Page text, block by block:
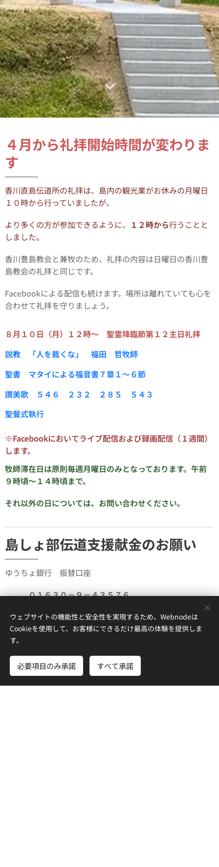
４月から礼拝開始時間が変わりま
す
香川直島伝道所の礼拝は、島内の観光業がお休みの月曜日
１０時から行っていましたが、
より多くの方が参加できるように、 １２時から行うことと
しました。
香川豊島教会と兼牧のため、礼拝の内容は日曜日の香川豊
島教会の礼拝と同じです。
Facebookによる配信も続けます。場所は離れていても心を
合わせて礼拝を守りましょう。
８月１０ 日（月）１２時～ 聖霊降臨節第１２主日礼拝
説教 「人を裁くな」 福田 哲牧師
聖書 マタイによる福音書７章１～６節
讃美歌 ５４６ ２３２ ２８５ ５４３
聖餐式執行
※Facebookにおいてライブ配信および録画配信（１週間）
します。
牧師滞在日は原則毎週月曜日のみとなっております。午前
９時頃～１４時頃まで。
それ以外の日については、お問い合わせください。
島しょ部伝道支援献金のお願い
ゆうちょ銀行 振替口座
０１６３０－９－４３５７６
加入者名 香川分区島しょ部伝道委員会
豊島、直島、小豆島にある教会をお支えください。
定期的に報告書を発行・配信します。
書面での報告を希望される方は通信欄に「書面での報告
無料でホームページを作成しよう！
ウェブサイトの機能性と安全性を実現するため、Webnodeは
Cookieを使用して、お客様にできるだけ最高の体験を提供しま
す。
必要項目のみ承諾 すべて承諾